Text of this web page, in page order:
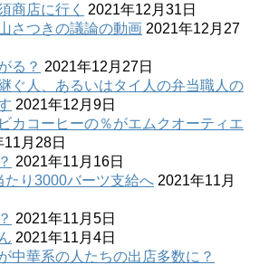
商店に行く
2021年12月31日
さつきの議論の動画 2021年12月27
る？ 2021年12月27日
ぐ人、あるいはタイ人の弁当職人の
2021年12月9日
カコーヒーの％がエムクオーティエ
11月28日
2021年11月16日
り3000バーツ支給へ 2021年11月
2021年11月5日
2021年11月4日
中華系の人たちの出店多数に？